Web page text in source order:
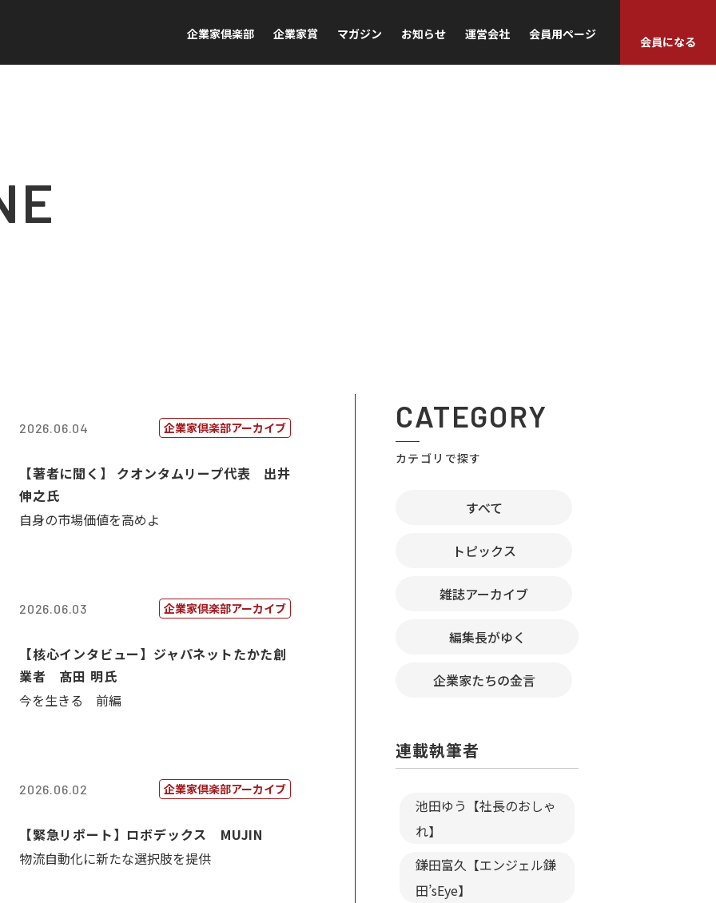
企業家倶楽部 企業家賞 マガジン お知らせ 運営会社 会員用ページ
会員になる
2026.06.04 企業家倶楽部アーカイブ
【著者に聞く】 クオンタムリープ代表 出井
伸之氏
自身の市場価値を高めよ
2026.06.03 企業家倶楽部アーカイブ
【核心インタビュー】ジャパネットたかた創
業者 髙田 明氏
今を生きる 前編
2026.06.02 企業家倶楽部アーカイブ
【緊急リポート】ロボデックス MUJIN
物流自動化に新たな選択肢を提供
CATEGORY
カテゴリで探す
すべて
トピックス
雑誌アーカイブ
編集長がゆく
企業家たちの金言
連載執筆者
池田ゆう【社長のおしゃ
れ】
鎌田富久【エンジェル鎌
田’sEye】